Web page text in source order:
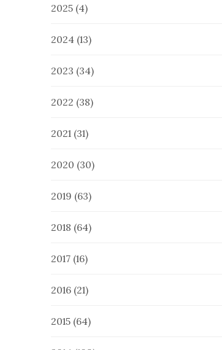
2025 (4)
2024 (13)
2023 (34)
2022 (38)
2021 (31)
2020 (30)
2019 (63)
2018 (64)
2017 (16)
2016 (21)
2015 (64)